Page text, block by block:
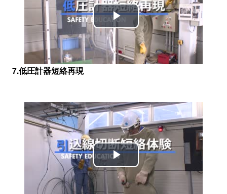
Play
Video
7.低圧計器短絡再現
Play
Video